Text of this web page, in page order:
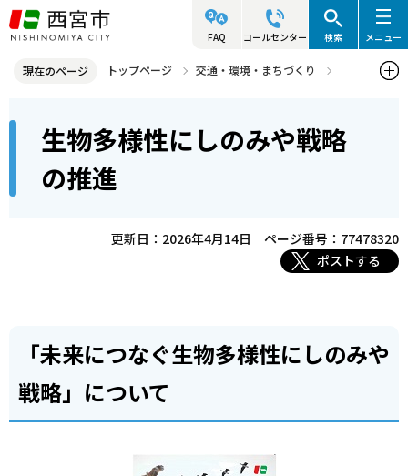
こ
の
ジ
頭
FAQ コールセンター 検索 メニュー
現在のページ トップページ
交通・環境・まちづくり
生物多様性にしのみや戦略の推進
生物多様性にしのみや戦略
の推進
更新日：2026年4月14日
ページ番号：77478320
ポストする
「未来につなぐ生物多様性にしのみや
戦略」について